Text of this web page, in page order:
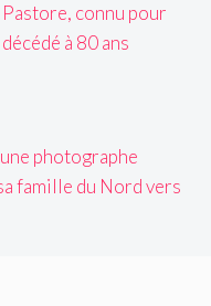
Pastore, connu pour
à 80 ans
photographe
famille du Nord vers